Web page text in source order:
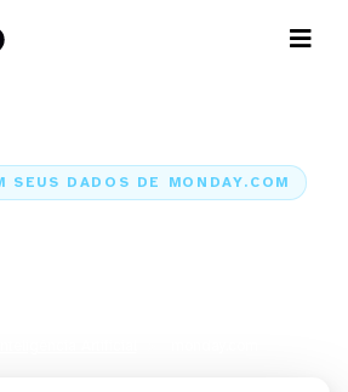
SEUS DADOS DE MONDAY.COM